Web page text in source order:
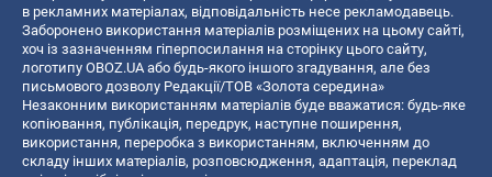
в рекламних матеріалах, відповідальність несе рекламодавець.
Заборонено використання матеріалів розміщених на цьому сайті,
хоч із зазначенням гіперпосилання на сторінку цього сайту,
логотипу OBOZ.UA або будь-якого іншого згадування, але без
письмового дозволу Редакції/ТОВ «Золота середина»
Незаконним використанням матеріалів буде вважатися: будь-яке
копiювання, публiкацiя, передрук, наступне поширення,
використання, переробка з використанням, включенням до
складу інших матеріалів, розповсюдження, адаптація, переклад